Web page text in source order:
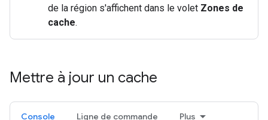
de la région s'affichent dans le volet Zones de
cache.
Mettre à jour un cache
Console Ligne de commande Plus